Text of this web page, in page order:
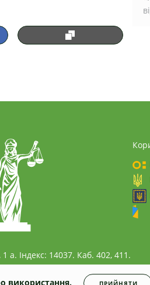
а. Індекс: 14037. Каб. 402, 411.
використання. ПРИЙНЯТИ